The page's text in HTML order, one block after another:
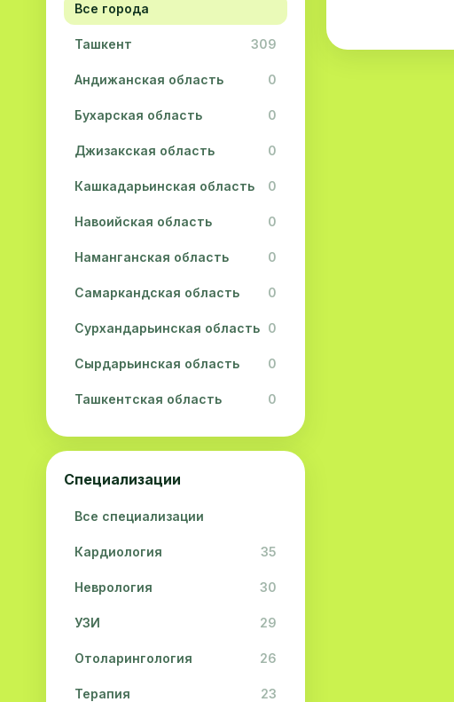
Все города
Ташкент 309
Андижанская область 0
Бухарская область 0
Джизакская область 0
Кашкадарьинская область 0
Навоийская область 0
Наманганская область 0
Самаркандская область 0
Сурхандарьинская область 0
Сырдарьинская область 0
Ташкентская область 0
Ферганская область 0
Специализации
Все специализации
Кардиология 35
Неврология 30
УЗИ 29
Отоларингология 26
Терапия 23